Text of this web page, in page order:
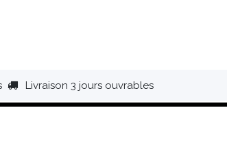
Livraison 3 jours ouvrables